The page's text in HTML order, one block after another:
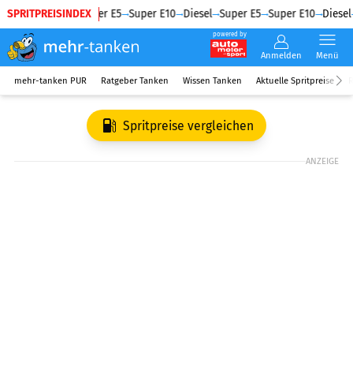
SPRITPREISINDEX
Diesel Super E5 Super E10 Diesel Super E5 Super E10 Diesel
powered by
Anmelden Menü
mehr-tanken PUR Ratgeber Tanken Wissen Tanken Aktuelle Spritpreise
Spritpreise vergleichen
ANZEIGE